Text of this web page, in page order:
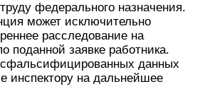
федерального назначения.
может исключительно
расследование на
поданной заявке работника.
данных
инспектору на дальнейшее